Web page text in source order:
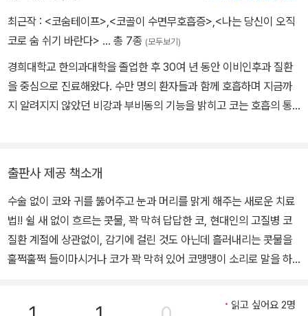
최근작 : <코숨테이프>,<코골이 수면무호흡증>,<나는 당신이 오직
코로 숨 쉬기 바란다> … 총 7종 (모두보기)
경희대학교 한의과대학을 졸업한 후 30여 년 동안 이비인후과 질환
을 중심으로 진료해왔다. 수만 명의 환자들과 함께 호흡하며 지금까
지 알려지지 않았던 비강과 부비동의 기능을 밝히고 코는 호흡의 통
고 말하며, 무엇보다 입으로 숨 쉬지 않고 코로만 숨을 쉬어야 한다고
강조한다. 현재 코숨한의원의 원장이자, 코골이·수면무호흡 비수술
치료학회 회장이며, 국내외 21개 지점을 아우르는 코숨한의원 네트워
크의 대표원장이다. 『코골이, 축농증 수술 절대로 하지 마라』, 『축농
증 학교』, 『나는 당신이 오직 코로 숨 쉬기 바란다』 시리즈 1권 비염
출판사 제공 책소개
수술 없이 코와 귀를 뚫어주고 눈과 머리를 맑게 해주는 새로운 치료
법!! 쉴 새 없이 흐르는 콧물, 꽉 막혀 답답한 코, 현대인의 고질병 코
질환 계절에 상관없이, 감기에 걸린 것도 아닌데 흘러내리는 콧물을
훌쩍훌쩍 들이마시거나 코가 꽉 막혀 있어 코맹맹이 소리로 말을 하
도된 뉴스에 따르면, 국내 알레르기성 비염 환자의 비율은 전 인구대
읽고 싶어요 2명